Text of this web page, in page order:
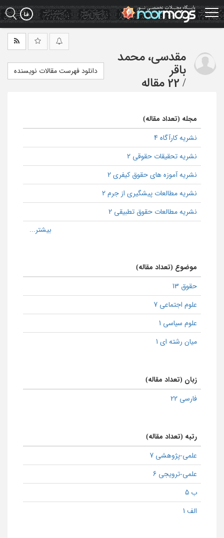
Skip
to
main
مقدسی، محمد
باقر
/ 22 مقاله
دانلود فهرست مقالات نویسنده
مجله (تعداد مقاله)
نشریه کارآگاه 4
نشریه تحقیقات حقوقی 2
نشریه آموزه های حقوق کیفری 2
نشریه مطالعات پیشگیری از جرم 2
نشریه مطالعات حقوق تطبیقی 2
موضوع (تعداد مقاله)
حقوق 13
علوم اجتماعی 7
علوم سیاسی 1
میان رشته ای 1
زبان (تعداد مقاله)
فارسی 22
رتبه (تعداد مقاله)
علمی-پژوهشی 7
علمی-ترویجی 6
ب 5
الف 1